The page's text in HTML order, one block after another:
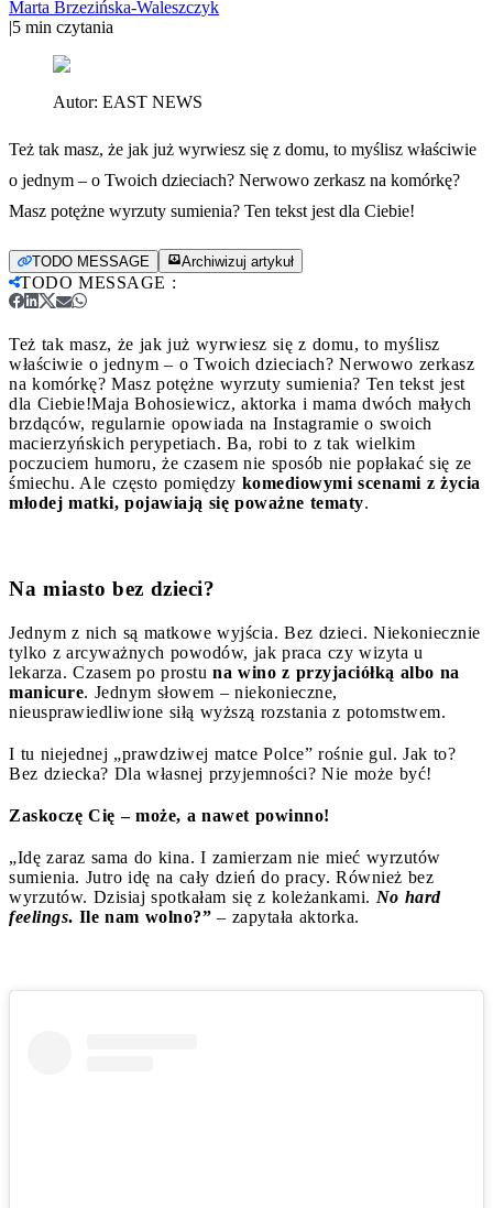
Marta Brzezińska-Waleszczyk
|5 min czytania
Autor: EAST NEWS
Też tak masz, że jak już wyrwiesz się z domu, to myślisz właściwie
o jednym – o Twoich dzieciach? Nerwowo zerkasz na komórkę?
Masz potężne wyrzuty sumienia? Ten tekst jest dla Ciebie!
TODO MESSAGE Archiwizuj artykuł
TODO MESSAGE :
Też tak masz, że jak już wyrwiesz się z domu, to myślisz
właściwie o jednym – o Twoich dzieciach? Nerwowo zerkasz
na komórkę? Masz potężne wyrzuty sumienia? Ten tekst jest
dla Ciebie!Maja Bohosiewicz, aktorka i mama dwóch małych
brzdąców, regularnie opowiada na Instagramie o swoich
macierzyńskich perypetiach. Ba, robi to z tak wielkim
poczuciem humoru, że czasem nie sposób nie popłakać się ze
śmiechu. Ale często pomiędzy komediowymi scenami z życia
młodej matki, pojawiają się poważne tematy.
Na miasto bez dzieci?
Jednym z nich są matkowe wyjścia. Bez dzieci. Niekoniecznie
tylko z arcyważnych powodów, jak praca czy wizyta u
lekarza. Czasem po prostu na wino z przyjaciółką albo na
manicure. Jednym słowem – niekonieczne,
nieusprawiedliwione siłą wyższą rozstania z potomstwem.
I tu niejednej „prawdziwej matce Polce” rośnie gul. Jak to?
Bez dziecka? Dla własnej przyjemności? Nie może być!
Zaskoczę Cię – może, a nawet powinno!
„Idę zaraz sama do kina. I zamierzam nie mieć wyrzutów
sumienia. Jutro idę na cały dzień do pracy. Również bez
wyrzutów. Dzisiaj spotkałam się z koleżankami. No hard
feelings. Ile nam wolno?” – zapytała aktorka.